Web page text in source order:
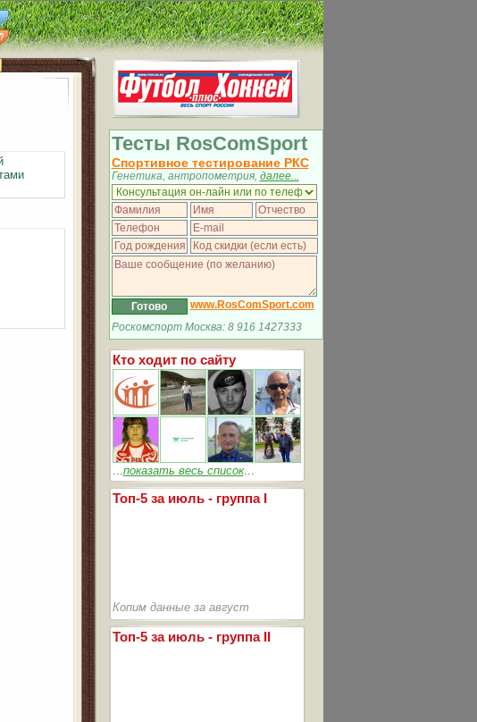
Тесты RosComSport
Спортивное тестирование РКС
Генетика, антропометрия, далее...
www.RosComSport.com
Роскомспорт Москва: 8 916 1427333
Кто ходит по сайту
...показать весь список...
Топ-5 за июль - группа I
Копим данные за август
Топ-5 за июль - группа II